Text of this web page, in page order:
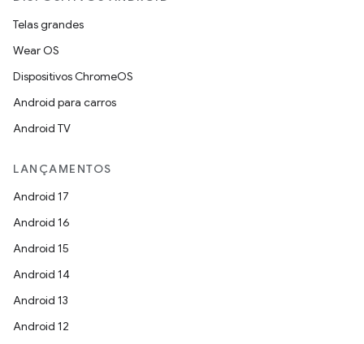
Telas grandes
Wear OS
Dispositivos ChromeOS
Android para carros
Android TV
LANÇAMENTOS
Android 17
Android 16
Android 15
Android 14
Android 13
Android 12